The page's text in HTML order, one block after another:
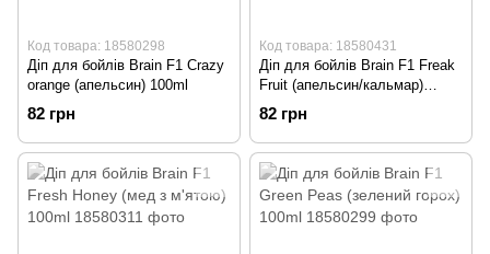
Код товара: 18580298
Діп для бойлів Brain F1 Crazy
orange (апельсин) 100ml
82 грн
Код товара: 18580431
Діп для бойлів Brain F1 Freak
Fruit (апельсин/кальмар)
100ml
82 грн